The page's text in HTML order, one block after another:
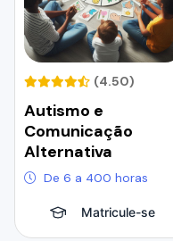
(4.50)
Autismo e
Comunicação
Alternativa
De 6 a 400 horas
Matricule-se